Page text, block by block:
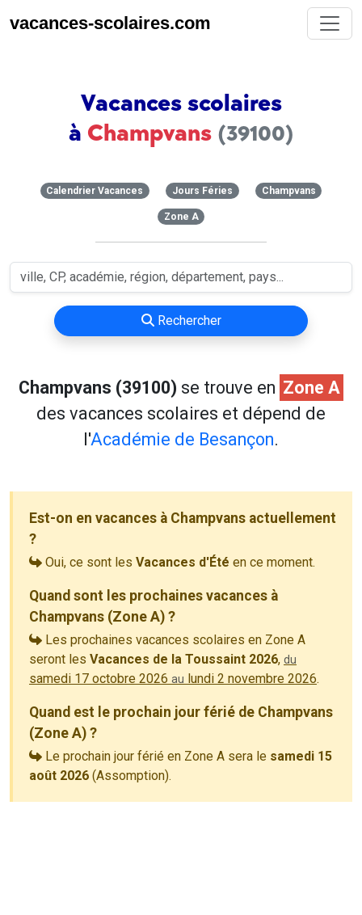
vacances-scolaires.com
Vacances scolaires
à Champvans (39100)
Calendrier Vacances Jours Féries Champvans
Zone A
Rechercher
Champvans (39100) se trouve en Zone A
des vacances scolaires et dépend de
l'Académie de Besançon.
Est-on en vacances à Champvans actuellement
?
Oui, ce sont les Vacances d'Été en ce moment.
Quand sont les prochaines vacances à
Champvans (Zone A) ?
Les prochaines vacances scolaires en Zone A
seront les Vacances de la Toussaint 2026, du
samedi 17 octobre 2026 au lundi 2 novembre 2026.
Quand est le prochain jour férié de Champvans
(Zone A) ?
Le prochain jour férié en Zone A sera le samedi 15
août 2026 (Assomption).